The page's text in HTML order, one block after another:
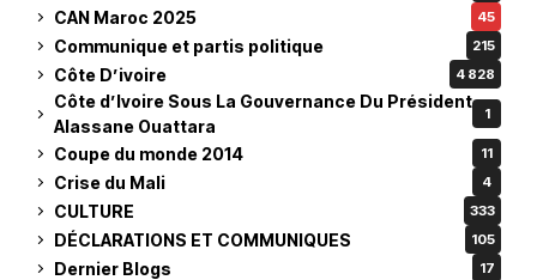
CAN Maroc 2025 45
Communique et partis politique 215
Côte D’ivoire 4 828
Côte d’Ivoire Sous La Gouvernance Du Président
Alassane Ouattara
1
Coupe du monde 2014 11
Crise du Mali 4
CULTURE 333
DÉCLARATIONS ET COMMUNIQUES 105
Dernier Blogs 17